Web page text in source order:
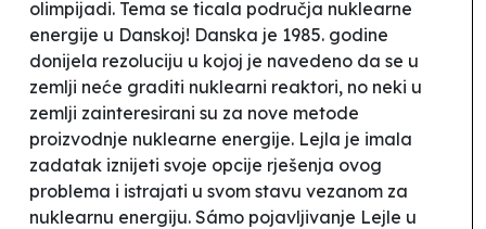
olimpijadi. Tema se ticala područja nuklearne
energije u Danskoj! Danska je 1985. godine
donijela rezoluciju u kojoj je navedeno da se u
zemlji neće graditi nuklearni reaktori, no neki u
zemlji zainteresirani su za nove metode
proizvodnje nuklearne energije. Lejla je imala
zadatak iznijeti svoje opcije rješenja ovog
problema i istrajati u svom stavu vezanom za
nuklearnu energiju. Sámo pojavljivanje Lejle u